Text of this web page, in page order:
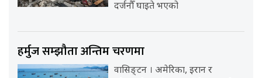
दर्जनौँ घाइते भएको
हर्मुज सम्झौता अन्तिम चरणमा
वासिङ्टन । अमेरिका, इरान र